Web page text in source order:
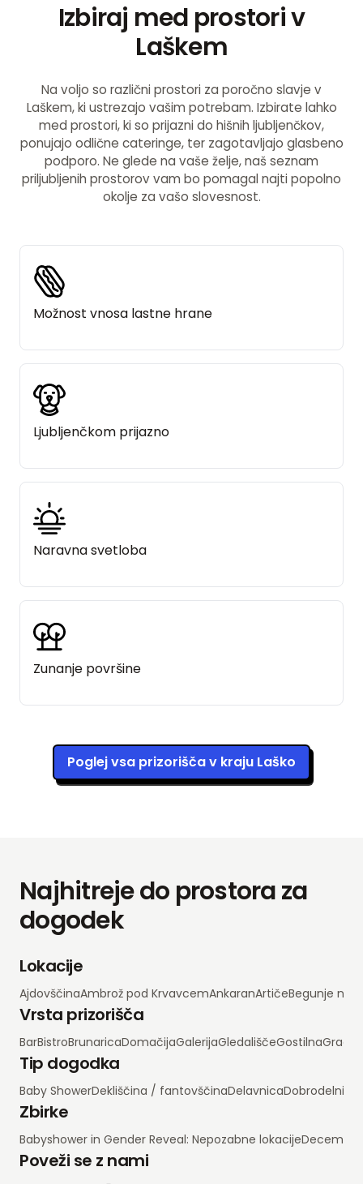
Izbiraj med prostori v
Laškem
Na voljo so različni prostori za poročno slavje v
Laškem, ki ustrezajo vašim potrebam. Izbirate lahko
med prostori, ki so prijazni do hišnih ljubljenčkov,
ponujajo odlične cateringe, ter zagotavljajo glasbeno
podporo. Ne glede na vaše želje, naš seznam
priljubljenih prostorov vam bo pomagal najti popolno
okolje za vašo slovesnost.
Možnost vnosa lastne hrane
Ljubljenčkom prijazno
Naravna svetloba
Zunanje površine
Poglej vsa prizorišča v kraju Laško
Najhitreje do prostora za
dogodek
Lokacije
AjdovščinaAmbrož pod KrvavcemAnkaranArtičeBegunje na
Vrsta prizorišča
BarBistroBrunaricaDomačijaGalerijaGledališčeGostilnaGrad
Tip dogodka
Baby ShowerDekliščina / fantovščinaDelavnicaDobrodelni
Zbirke
Babyshower in Gender Reveal: Nepozabne lokacije
Poveži se z nami